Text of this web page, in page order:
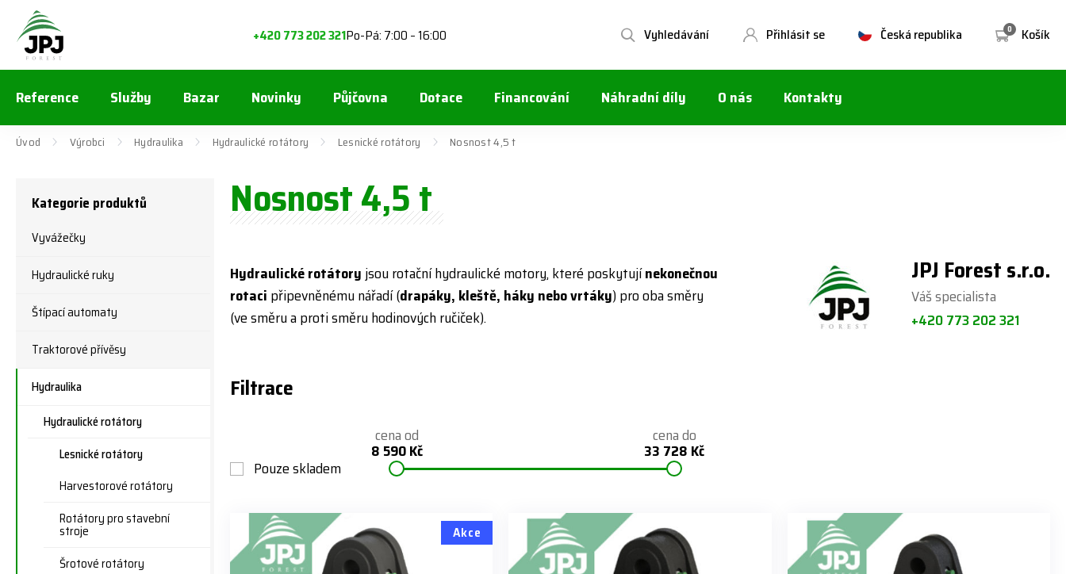
+420 773 202 321Po-Pá: 7:00 – 16:00 0 Košík
Česká republika
Přihlásit se
Vyhledávání
Reference Služby Bazar Novinky Půjčovna Dotace Financování Náhradní díly O nás Kontakty
Úvod Výrobci Hydraulika Hydraulické rotátory Lesnické rotátory Nosnost 4,5 t
Kategorie produktů
Vyvážečky
Hydraulické ruky
Štípací automaty
Traktorové přívěsy
Hydraulika
Hydraulické rotátory
Lesnické rotátory
Harvestorové rotátory
Rotátory pro stavební
stroje
Šrotové rotátory
Nosnost 4,5 t
Hydraulické rotátory jsou rotační hydraulické motory, které poskytujínekonečnou
rotaci připevněnému nářadí (drapáky, kleště, háky nebo vrtáky) pro oba směry
(ve směru a proti směru hodinových ručiček).
JPJ Forest s.r.o.
Váš specialista
+420 773 202 321
Filtrace
Pouze skladem
cena od
8 590 Kč
cena do
33 728 Kč
Akce